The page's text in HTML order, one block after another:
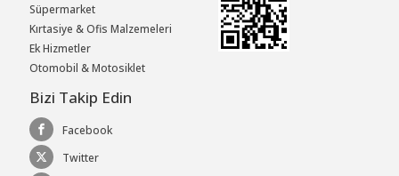
Süpermarket
Kırtasiye & Ofis Malzemeleri
Ek Hizmetler
Otomobil & Motosiklet
Bizi Takip Edin
Facebook
Twitter